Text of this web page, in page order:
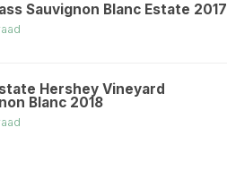
Sauvignon Blanc Estate 2017
Hershey Vineyard
Blanc 2018